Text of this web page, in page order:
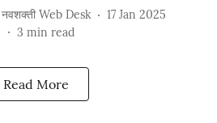
नवशक्ती Web Desk
17 Jan 2025
3 min read
Read More